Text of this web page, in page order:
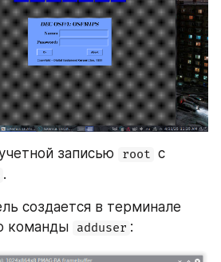
записью root с
.
команды adduser :